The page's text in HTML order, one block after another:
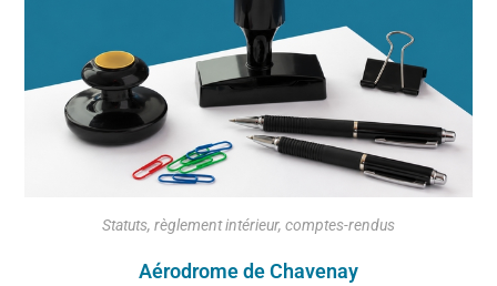
Statuts, règlement intérieur, comptes-rendus
Aérodrome de Chavenay